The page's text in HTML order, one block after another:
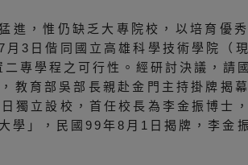
，惟仍缺乏大專院校，以培育優
3日偕同國立高雄科學技術學院（
專學程之可行性。經研討決議，請
育部吳部長親赴金門主持掛牌揭
設校，首任校長為李金振博士，
」，民國99年8月1日揭牌，李金